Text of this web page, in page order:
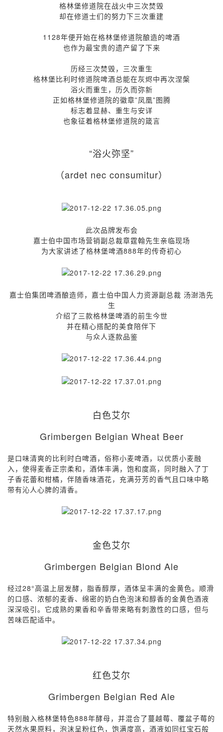
格林堡修道院在战火中三次焚毁
却在修道士们的努力下三次重建
1128年便开始在格林堡修道院酿造的啤酒
也作为最宝贵的遗产留了下来
历经三次焚毁，三次重生
格林堡比利时修道院啤酒总能在灰烬中再次涅槃
浴火而重生，历久而弥新
正如格林堡修道院的徽章”凤凰”图腾
标志着显赫、重生与安详
也象征着格林堡修道院的箴言
“浴火弥坚”
（ardet nec consumitur）
此次品牌发布会
嘉士伯中国市场营销副总裁章霆翰先生亲临现场
为大家讲述了格林堡啤酒888年的传奇初心
嘉士伯集团啤酒酿造师，嘉士伯中国人力资源副总裁 汤澍浩先
生
介绍了三款格林堡啤酒的前生今世
并在精心搭配的美食陪伴下
与众人逐款品鉴
白色艾尔
Grimbergen Belgian Wheat Beer
是口味清爽的比利时白啤酒，俗称小麦啤酒，以优质小麦融
入，使得麦香正宗柔和，酒体丰满，饱和度高，同时融入了丁
子香花蕾和柑橘，伴随香味酒花，充满芬芳的香气且口味中略
带有沁人心脾的清香。
金色艾尔
Grimbergen Belgian Blond Ale
经过28°高温上层发酵，脂香醇厚，酒体呈丰满的金黄色。顺滑
的口感、浓郁的麦香、绵密的奶白色泡沫和醇香的金黄色酒液
深深吸引。它成熟的果香和辛香带来略有刺激性的口感，但与
苦味匹配适中。
红色艾尔
Grimbergen Belgian Red Ale
特别融入格林堡特色888年酵母，并混合了蔓越莓、覆盆子莓的
天然水果原料，泡沫呈粉红色，饱满度高，酒液如同红宝石般